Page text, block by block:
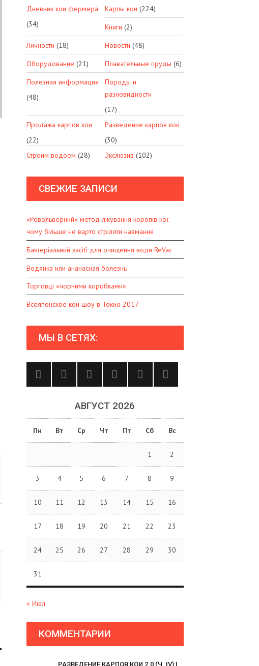
Дневник кои фермера
(34)
Карпы кои (224)
Книги (2)
Личности (18) Новости (48)
Оборудование (21) Плавательные пруды (6)
Полезная информация
(48)
Породы и
разновидности
(17)
Продажа карпов кои
(22)
Разведение карпов кои
(30)
Строим водоем (28) Экслюзив (102)
СВЕЖИЕ ЗАПИСИ
«Револьверний» метод лікування коропів кої:
чому більше не варто стріляти навмання
Бактеріальний засіб для очищення води ReVac
Водянка или ананасная болезнь
Торговці «чорними коробками»
Всеяпонское кои шоу в Токио 2017
МЫ В СЕТЯХ:
АВГУСТ 2026
Пн Вт Ср Чт Пт Сб Вс
1 2
3 4 5 6 7 8 9
10 11 12 13 14 15 16
17 18 19 20 21 22 23
24 25 26 27 28 29 30
31
« Июл
КОММЕНТАРИИ
РАЗВЕДЕНИЕ КАРПОВ КОИ 2.0 (Ч. IV) |